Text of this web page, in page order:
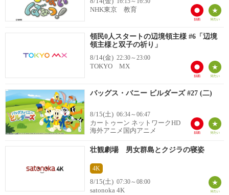
NHK東京 教育
領民0人スタートの辺境領主様 #6「辺境
領主様と双子の祈り」
8/14(金) 22:30～23:00
TOKYO MX
バッグス・バニー ビルダーズ #27 (二)
8/15(土) 06:34～06:47
カートゥーン ネットワークHD
海外アニメ国内アニメ
壮観劇場 男女群島とクジラの寝姿
4K
8/15(土) 07:30～08:00
satonoka 4K